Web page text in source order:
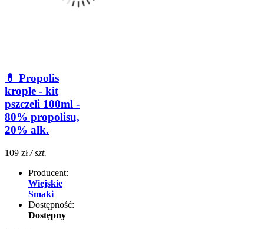
💊 Propolis
krople - kit
pszczeli 100ml -
80% propolisu,
20% alk.
109 zł / szt.
Producent:
Wiejskie
Smaki
Dostępność:
Dostępny